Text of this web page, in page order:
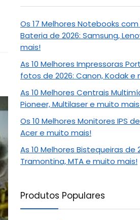
Os 17 Melhores Notebooks
Bateria de 2026: Samsung,
mais!
As 10 Melhores Impressoras
fotos de 2026: Canon, Kodak e
As 10 Melhores Centrais
Pioneer, Multilaser e muito
Os 10 Melhores Monitores IPS de
Acer e muito mais!
As 10 Melhores Bistequeiras de
Tramontina, MTA e muito mais!
Produtos Populares